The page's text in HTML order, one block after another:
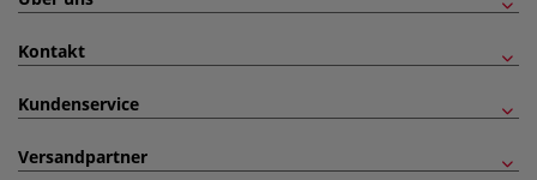
Kontakt
Kundenservice
Versandpartner